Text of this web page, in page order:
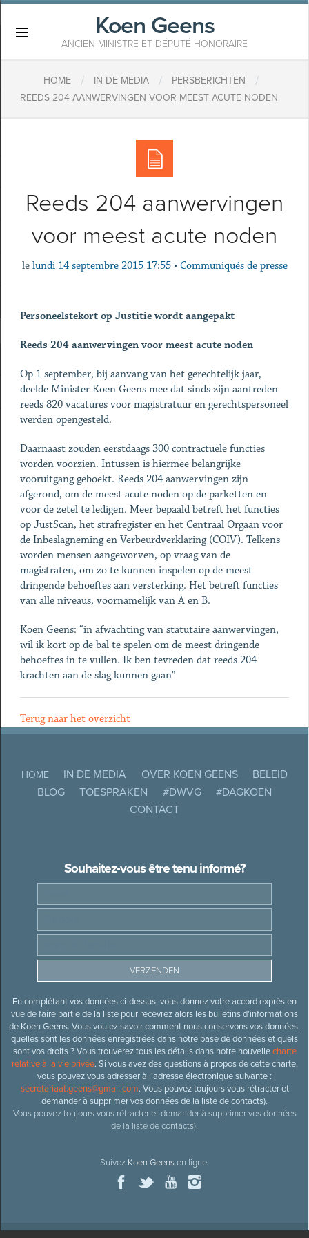
Koen Geens
ANCIEN MINISTRE ET DÉPUTÉ HONORAIRE
HOME / IN DE MEDIA / PERSBERICHTEN /
REEDS 204 AANWERVINGEN VOOR MEEST ACUTE NODEN
Reeds 204 aanwervingen
voor meest acute noden
le lundi 14 septembre 2015 17:55 • Communiqués de presse
Personeelstekort op Justitie wordt aangepakt
Reeds 204 aanwervingen voor meest acute noden
Op 1 september, bij aanvang van het gerechtelijk jaar,
deelde Minister Koen Geens mee dat sinds zijn aantreden
reeds 820 vacatures voor magistratuur en gerechtspersoneel
werden opengesteld.
Daarnaast zouden eerstdaags 300 contractuele functies
worden voorzien. Intussen is hiermee belangrijke
vooruitgang geboekt. Reeds 204 aanwervingen zijn
afgerond, om de meest acute noden op de parketten en
voor de zetel te ledigen. Meer bepaald betreft het functies
op JustScan, het strafregister en het Centraal Orgaan voor
de Inbeslagneming en Verbeurdverklaring (COIV). Telkens
worden mensen aangeworven, op vraag van de
magistraten, om zo te kunnen inspelen op de meest
dringende behoeftes aan versterking. Het betreft functies
van alle niveaus, voornamelijk van A en B.
Koen Geens: “in afwachting van statutaire aanwervingen,
wil ik kort op de bal te spelen om de meest dringende
behoeftes in te vullen. Ik ben tevreden dat reeds 204
krachten aan de slag kunnen gaan”
Terug naar het overzicht
HOME IN DE MEDIA OVER KOEN GEENS
BELEID
BLOG
TOESPRAKEN #DWVG
#DAGKOEN
CONTACT
Souhaitez-vous être tenu informé?
En complétant vos données ci-dessus, vous donnez votre accord exprès en
vue de faire partie de la liste pour recevrez alors les bulletins d’informations
de Koen Geens. Vous voulez savoir comment nous conservons vos données,
quelles sont les données enregistrées dans notre base de données et quels
sont vos droits ? Vous trouverez tous les détails dans notre nouvellecharte
relative à la vie privée. Si vous avez des questions à propos de cette charte,
vous pouvez vous adresser à l’adresse électronique suivante :
secretariaat.geens@gmail.com. Vous pouvez toujours vous rétracter et
demander à supprimer vos données de la liste de contacts).
Vous pouvez toujours vous rétracter et demander à supprimer vos données
de la liste de contacts).
Suivez Koen Geensen ligne: